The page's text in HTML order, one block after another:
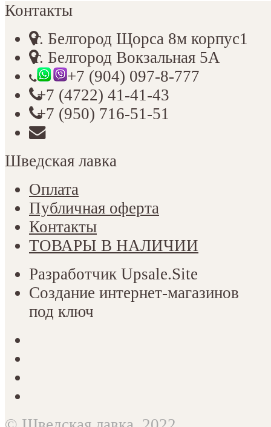
Контакты
г. Белгород Щорса 8м корпус1
г. Белгород Вокзальная 5А
+7 (904) 097-8-777
+7 (4722) 41-41-43
+7 (950) 716-51-51
Шведская лавка
Оплата
Публичная оферта
Контакты
ТОВАРЫ В НАЛИЧИИ
Разработчик Upsale.Site
Создание интернет-магазинов
под ключ